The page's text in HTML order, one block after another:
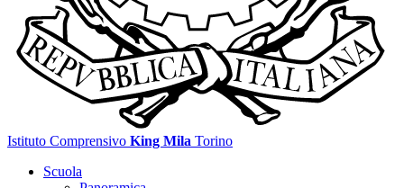
Istituto Comprensivo King Mila Torino
Scuola